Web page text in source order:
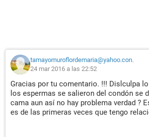
tamayomuroflordemaria@yahoo.con.
24 mar 2016 a las 22:52
Gracias por tu comentario. !!! Dislculpa
los espermas se salieron del condón se
cama aun así no hay problema verdad ?
es de las primeras veces que tengo